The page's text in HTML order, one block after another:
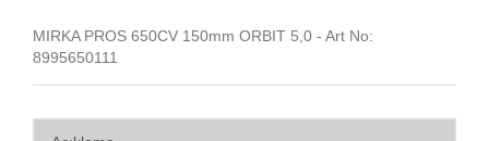
MIRKA PROS 650CV 150mm ORBIT 5,0 - Art No:
8995650111